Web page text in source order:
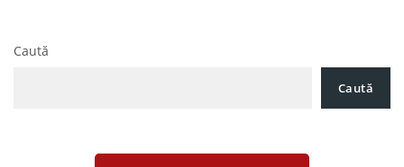
Caută
Caută